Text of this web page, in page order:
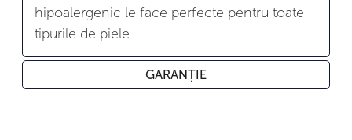
hipoalergenic le face perfecte pentru toate
tipurile de piele.
GARANȚIE